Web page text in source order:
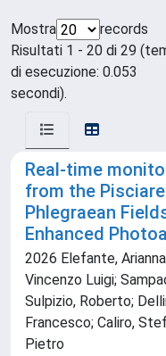
Mostra
records
Risultati 1 - 20 di 29
di esecuzione: 0.053
secondi).
Real-time
from the
Phlegraean
Enhanced
2026 Elefante,
Vincenzo Luigi;
Sulpizio, Roberto;
Francesco; Caliro,
Pietro